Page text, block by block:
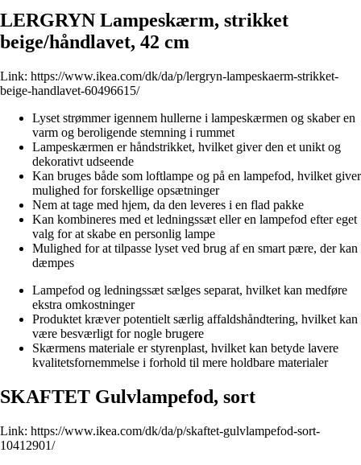
LERGRYN Lampeskærm, strikket
beige/håndlavet, 42 cm
Link: https://www.ikea.com/dk/da/p/lergryn-lampeskaerm-strikket-
beige-handlavet-60496615/
Lyset strømmer igennem hullerne i lampeskærmen og skaber en
varm og beroligende stemning i rummet
Lampeskærmen er håndstrikket, hvilket giver den et unikt og
dekorativt udseende
Kan bruges både som loftlampe og på en lampefod, hvilket giver
mulighed for forskellige opsætninger
Nem at tage med hjem, da den leveres i en flad pakke
Kan kombineres med et ledningssæt eller en lampefod efter eget
valg for at skabe en personlig lampe
Mulighed for at tilpasse lyset ved brug af en smart pære, der kan
dæmpes
Lampefod og ledningssæt sælges separat, hvilket kan medføre
ekstra omkostninger
Produktet kræver potentielt særlig affaldshåndtering, hvilket kan
være besværligt for nogle brugere
Skærmens materiale er styrenplast, hvilket kan betyde lavere
kvalitetsfornemmelse i forhold til mere holdbare materialer
SKAFTET Gulvlampefod, sort
Link: https://www.ikea.com/dk/da/p/skaftet-gulvlampefod-sort-
10412901/